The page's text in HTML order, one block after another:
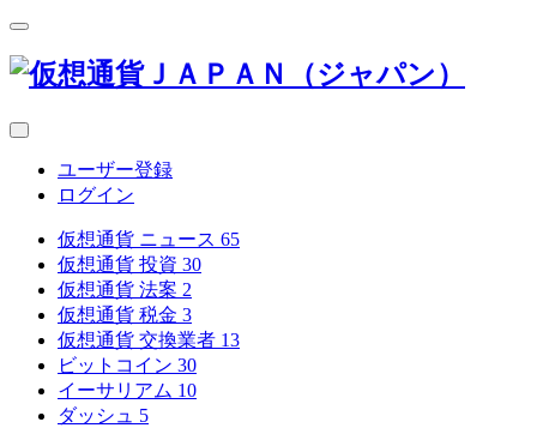
ユーザー登録
ログイン
仮想通貨 ニュース 65
仮想通貨 投資 30
仮想通貨 法案 2
仮想通貨 税金 3
仮想通貨 交換業者 13
ビットコイン 30
イーサリアム 10
ダッシュ 5